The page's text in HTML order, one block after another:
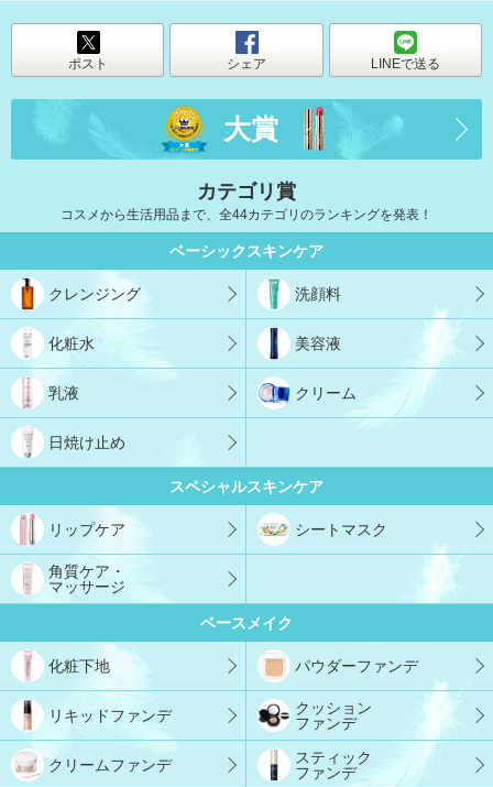
ポスト シェア LINEで送る
大賞
カテゴリ賞
コスメから生活用品まで、全44カテゴリのランキングを発表！
ベーシックスキンケア
クレンジング 洗顔料
化粧水 美容液
乳液 クリーム
日焼け止め
スペシャルスキンケア
リップケア シートマスク
角質ケア・
マッサージ
ベースメイク
化粧下地 パウダーファンデ
リキッドファンデ
クッション
ファンデ
クリームファンデ
スティック
ファンデ